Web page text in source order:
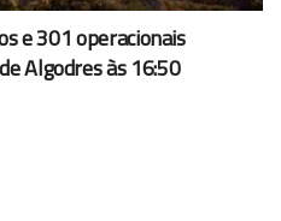
e 301 operacionais
Algodres às 16:50